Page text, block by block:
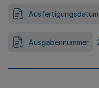
Ausfertigungsdatum
Ausgabennummer